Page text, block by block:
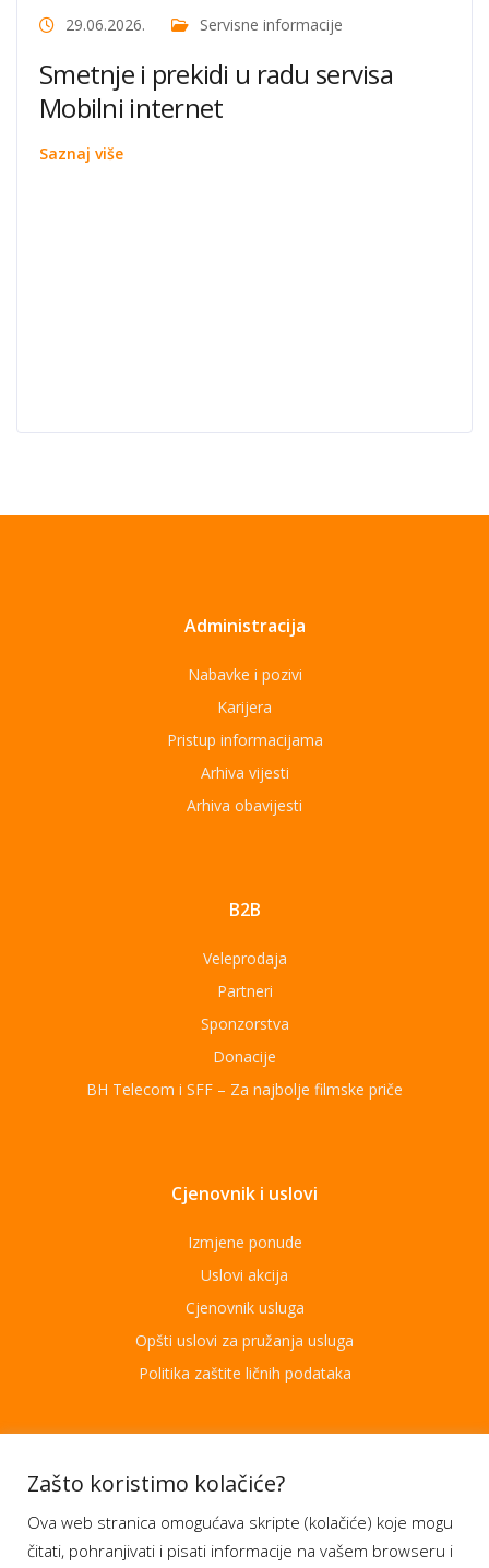
29.06.2026. Servisne informacije
Smetnje i prekidi u radu servisa
Mobilni internet
Saznaj više
Administracija
Nabavke i pozivi
Karijera
Pristup informacijama
Arhiva vijesti
Arhiva obavijesti
B2B
Veleprodaja
Partneri
Sponzorstva
Donacije
BH Telecom i SFF – Za najbolje filmske priče
Cjenovnik i uslovi
Izmjene ponude
Uslovi akcija
Cjenovnik usluga
Opšti uslovi za pružanja usluga
Politika zaštite ličnih podataka
Aplikacije
Moj BH Telecom
Dostupnost usluga
Zašto koristimo kolačiće?
Ova web stranica omogućava skripte (kolačiće) koje mogu
čitati, pohranjivati i pisati informacije na vašem browseru i